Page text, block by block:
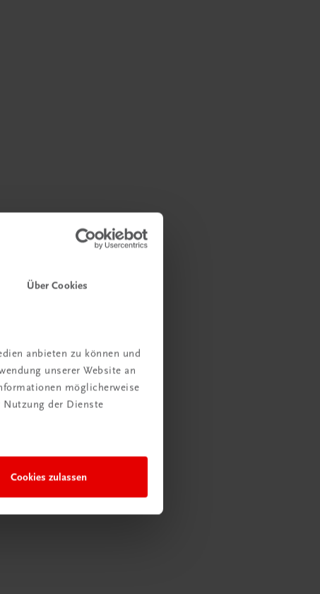
Über Cookies
anbieten zu können und
unserer Website an
möglicherweise
der Dienste
Cookies zulassen